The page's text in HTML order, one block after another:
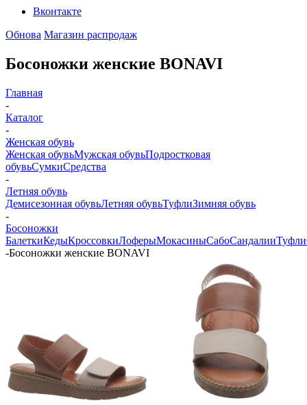
Вконтакте
Обнова Магазин распродаж
Босоножки женские BONAVI
Главная
-
Каталог
-
Женская обувь
Женская обувьМужская обувьПодростковая
обувьСумкиСредства
-
Летняя обувь
Демисезонная обувьЛетняя обувьТуфлиЗимняя обувь
-
Босоножки
БалеткиКедыКроссовкиЛоферыМокасиныСабоСандалииТуфли
-Босоножки женские BONAVI